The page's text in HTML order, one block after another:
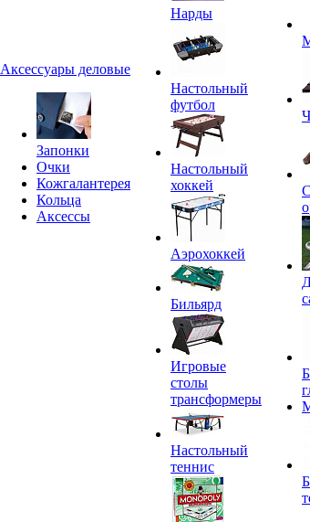
Аксессуары деловые
Запонки
Очки
Кожгалантерея
Кольца
Аксессы
Нарды
Настольный
футбол
Настольный
хоккей
Аэрохоккей
Бильярд
Игровые
столы
трансформеры
Настольный
теннис